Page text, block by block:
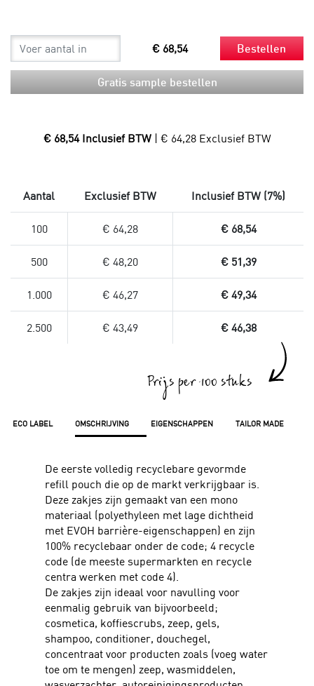
€ 68,54 Bestellen
Gratis sample bestellen
€ 68,54 Inclusief BTW | € 64,28 Exclusief BTW
ECO LABEL OMSCHRIJVING EIGENSCHAPPEN TAILOR MADE
De eerste volledig recyclebare gevormde
refill pouch die op de markt verkrijgbaar is.
Deze zakjes zijn gemaakt van een mono
materiaal (polyethyleen met lage dichtheid
met EVOH barrière-eigenschappen) en zijn
100% recyclebaar onder de code; 4 recycle
code (de meeste supermarkten en recycle
centra werken met code 4).
De zakjes zijn ideaal voor navulling voor
eenmalig gebruik van bijvoorbeeld;
cosmetica, koffiescrubs, zeep, gels,
shampoo, conditioner, douchegel,
concentraat voor producten zoals (voeg water
toe om te mengen) zeep, wasmiddelen,
Aantal Exclusief BTW Inclusief BTW (7%)
100 € 64,28 € 68,54
500 € 48,20 € 51,39
1.000 € 46,27 € 49,34
2.500 € 43,49 € 46,38
Prijs per 100 stuks